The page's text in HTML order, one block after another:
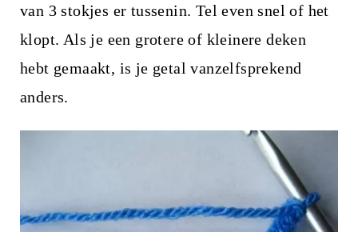
van 3 stokjes er tussenin. Tel even snel of het
klopt. Als je een grotere of kleinere deken
hebt gemaakt, is je getal vanzelfsprekend
anders.